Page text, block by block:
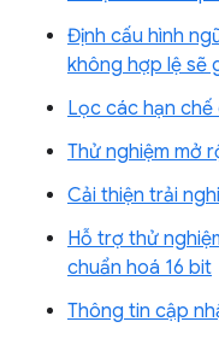
Định cấu hình
không hợp lệ sẽ
Lọc các hạn
Thử nghiệm mở
Cải thiện trải
Hỗ trợ thử
chuẩn hoá 16 bit
Thông tin cập